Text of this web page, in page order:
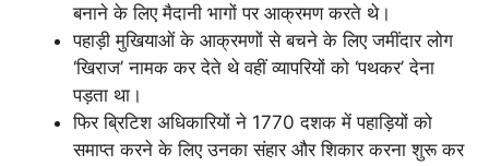
बनाने के लिए मैदानी भागों पर आक्रमण करते थे।
पहाड़ी मुखियाओं के आक्रमणों से बचने के लिए जमींदार लोग
‘खिराज’ नामक कर देते थे वहीं व्यापरियों को ‘पथकर’ देना
पड़ता था।
फिर ब्रिटिश अधिकारियों ने 1770 दशक में पहाड़ियों को
समाप्त करने के लिए उनका संहार और शिकार करना शुरू कर